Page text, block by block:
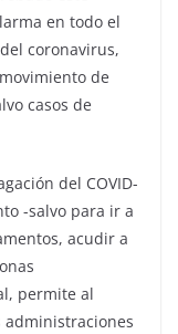
en todo el
coronavirus,
de
casos de
del COVID-
-salvo para ir a
acudir a
permite al
administraciones